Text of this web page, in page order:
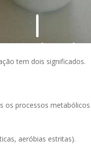
tem dois significados.
os processos
aeróbias estritas).